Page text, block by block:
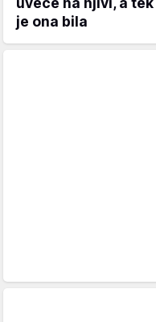
je ona bila